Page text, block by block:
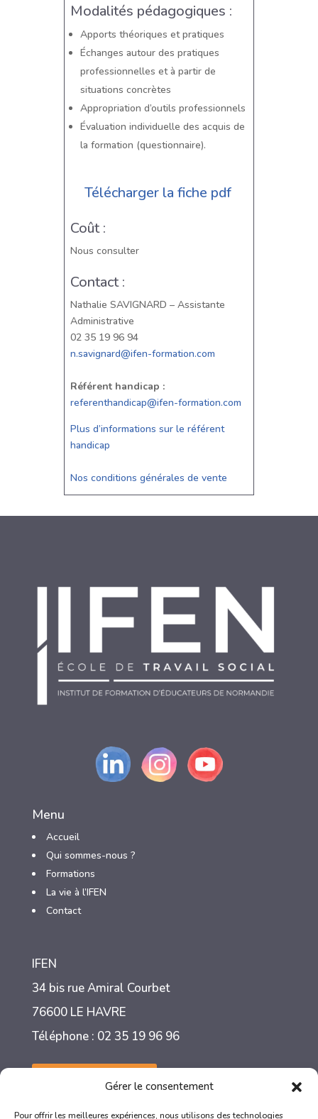
Gérer le consentement
Pour offrir les meilleures expériences, nous utilisons des technologies
Modalités pédagogiques :
Apports théoriques et pratiques
Échanges autour des pratiques
professionnelles et à partir de
situations concrètes
Appropriation d’outils professionnels
Évaluation individuelle des acquis de
la formation (questionnaire).
Télécharger la fiche pdf
Coût :
Nous consulter
Contact :
Nathalie SAVIGNARD – Assistante
Administrative
02 35 19 96 94
n.savignard@ifen-formation.com
Référent handicap :
referenthandicap@ifen-formation.com
Plus d’informations sur le référent
handicap
Nos conditions générales de vente
Menu
Accueil
Qui sommes-nous ?
Formations
La vie à l’IFEN
Contact
IFEN
34 bis rue Amiral Courbet
76600 LE HAVRE
Téléphone : 02 35 19 96 96
Nous contacter